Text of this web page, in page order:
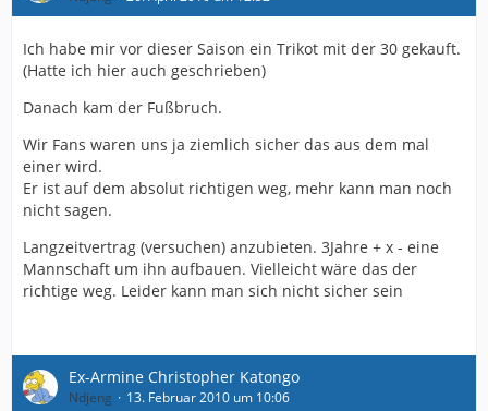
Ich habe mir vor dieser Saison ein Trikot mit der 30 gekauft.
(Hatte ich hier auch geschrieben)
Danach kam der Fußbruch.
Wir Fans waren uns ja ziemlich sicher das aus dem mal
einer wird.
Er ist auf dem absolut richtigen weg, mehr kann man noch
nicht sagen.
Langzeitvertrag (versuchen) anzubieten. 3Jahre + x - eine
Mannschaft um ihn aufbauen. Vielleicht wäre das der
richtige weg. Leider kann man sich nicht sicher sein
Ex-Armine Christopher Katongo
Ndjeng 13. Februar 2010 um 10:06